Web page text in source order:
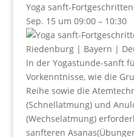
Yoga sanft-
Sep. 15 um 09:00 – 10:30
In der Yogastunde-sanft
Vorkenntnisse, wie die
Reihe sowie die
(Schnellatmung) und
(Wechselatmung)
sanfteren